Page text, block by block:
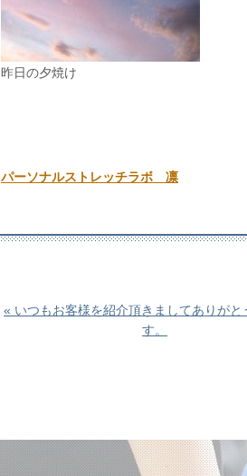
昨日の夕焼け
パーソナルストレッチラボ 凛
« いつもお客様を紹介頂きましてありがと
す。